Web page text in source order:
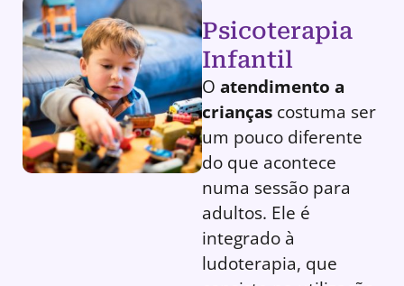
Psicoterapia
Infantil
O atendimento a
crianças costuma ser
um pouco diferente
do que acontece
numa sessão para
adultos. Ele é
integrado à
ludoterapia, que